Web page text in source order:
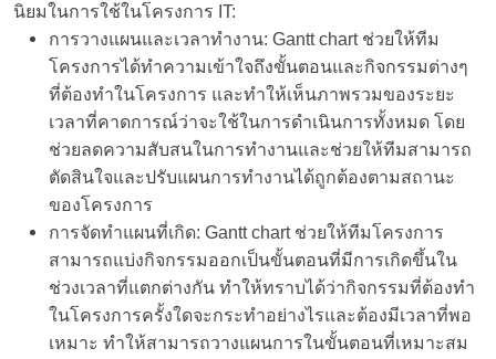
นิยมในการใช้ในโครงการ IT:
การวางแผนและเวลาทำงาน: Gantt chart ช่วยให้ทีม
โครงการได้ทำความเข้าใจถึงขั้นตอนและกิจกรรมต่างๆ
ที่ต้องทำในโครงการ และทำให้เห็นภาพรวมของระยะ
เวลาที่คาดการณ์ว่าจะใช้ในการดำเนินการทั้งหมด โดย
ช่วยลดความสับสนในการทำงานและช่วยให้ทีมสามารถ
ตัดสินใจและปรับแผนการทำงานได้ถูกต้องตามสถานะ
ของโครงการ
การจัดทำแผนที่เกิด: Gantt chart ช่วยให้ทีมโครงการ
สามารถแบ่งกิจกรรมออกเป็นขั้นตอนที่มีการเกิดขึ้นใน
ช่วงเวลาที่แตกต่างกัน ทำให้ทราบได้ว่ากิจกรรมที่ต้องทำ
ในโครงการครั้งใดจะกระทำอย่างไรและต้องมีเวลาที่พอ
เหมาะ ทำให้สามารถวางแผนการในขั้นตอนที่เหมาะสม